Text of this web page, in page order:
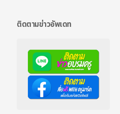
ติดตามข่าวอัพเดท